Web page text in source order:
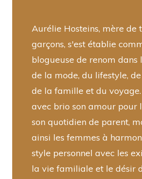
Aurélie Hosteins, mère de
garçons, s'est établie
blogueuse de renom dans
de la mode, du lifestyle,
de la famille et du
avec brio son amour pour
son quotidien de parent,
ainsi les femmes à
style personnel avec les
la vie familiale et le désir